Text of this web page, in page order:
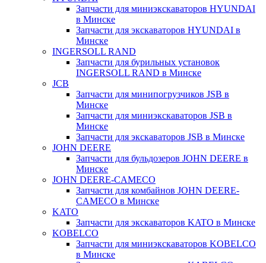
Запчасти для миниэкскаваторов HYUNDAI
в Минске
Запчасти для экскаваторов HYUNDAI в
Минске
INGERSOLL RAND
Запчасти для бурильных установок
INGERSOLL RAND в Минске
JCB
Запчасти для минипогрузчиков JSB в
Минске
Запчасти для миниэкскаваторов JSB в
Минске
Запчасти для экскаваторов JSB в Минске
JOHN DEERE
Запчасти для бульдозеров JOHN DEERE в
Минске
JOHN DEERE-CAMECO
Запчасти для комбайнов JOHN DEERE-
CAMECO в Минске
KATO
Запчасти для экскаваторов KATO в Минске
KOBELCO
Запчасти для миниэкскаваторов KOBELCO
в Минске